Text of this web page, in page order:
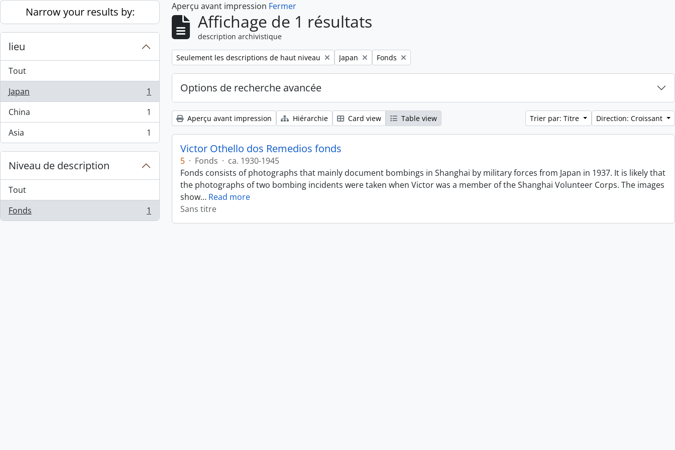
Skip to main content
Narrow your results by:
lieu
Tout
Japan
, 1 résultats
1
China
, 1 résultats
1
Asia
, 1 résultats 1
Niveau de description
Tout
Fonds
, 1 résultats 1
Aperçu avant impression Fermer
Affichage de 1 résultats
description archivistique
Remove filter:
Seulement les descriptions de haut niveau Remove filter:
Japan Remove filter:
Fonds
Options de recherche avancée
Aperçu avant impression Hiérarchie Card view Table view Trier par: Titre Direction: Croissant
Victor Othello dos Remedios fonds
5 · Fonds · ca. 1930-1945
Fonds consists of photographs that mainly document bombings in Shanghai by military forces from Japan in 1937. It is likely that
the photographs of two bombing incidents were taken when Victor was a member of the Shanghai Volunteer Corps. The images
show… Read more
Sans titre